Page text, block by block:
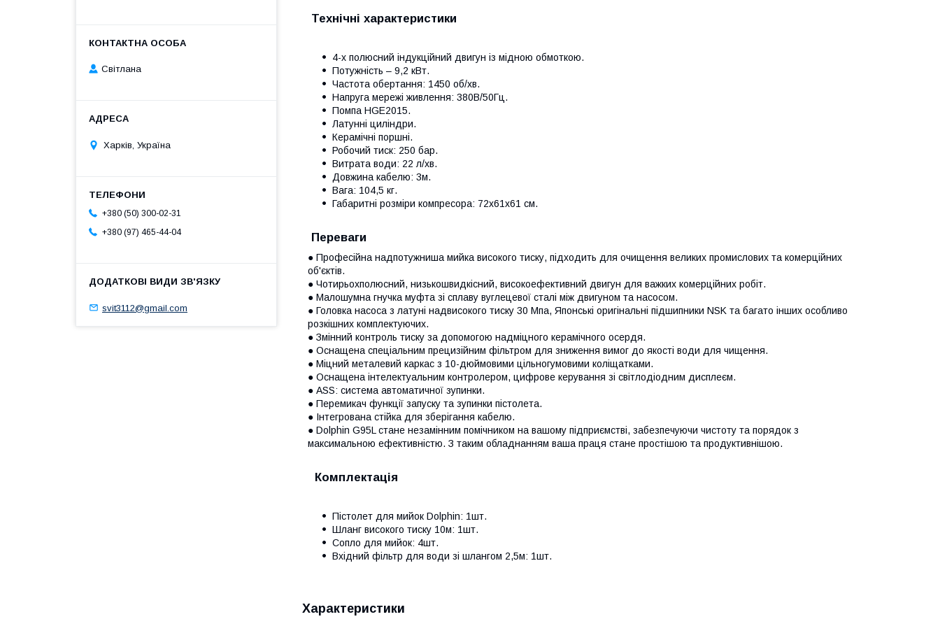
Технічні характеристики
4-х полюсний індукційний двигун із мідною обмоткою.
Потужність – 9,2 кВт.
Частота обертання: 1450 об/хв.
Напруга мережі живлення: 380В/50Гц.
Помпа HGE2015.
Латунні циліндри.
Керамічні поршні.
Робочий тиск: 250 бар.
Витрата води: 22 л/хв.
Довжина кабелю: 3м.
Вага: 104,5 кг.
Габаритні розміри компресора: 72х61х61 см.
Переваги
● Професійна надпотужниша мийка високого тиску, підходить для очищення великих промислових та комерційних
об'єктів.
● Чотирьохполюсний, низькошвидкісний, високоефективний двигун для важких комерційних робіт.
● Малошумна гнучка муфта зі сплаву вуглецевої сталі між двигуном та насосом.
● Головка насоса з латуні надвисокого тиску 30 Мпа, Японські оригінальні підшипники NSK та багато інших особливо
розкішних комплектуючих.
● Змінний контроль тиску за допомогою надміцного керамічного осердя.
● Оснащена спеціальним прецизійним фільтром для зниження вимог до якості води для чищення.
● Міцний металевий каркас з 10-дюймовими цільногумовими коліщатками.
● Оснащена інтелектуальним контролером, цифрове керування зі світлодіодним дисплеєм.
● ASS: система автоматичної зупинки.
● Перемикач функції запуску та зупинки пістолета.
● Інтегрована стійка для зберігання кабелю.
● Dolphin G95L стане незамінним помічником на вашому підприємстві, забезпечуючи чистоту та порядок з
максимальною ефективністю. З таким обладнанням ваша праця стане простішою та продуктивнішою.
Комплектація
Пістолет для мийок Dolphin: 1шт.
Шланг високого тиску 10м: 1шт.
Сопло для мийок: 4шт.
Вхідний фільтр для води зі шлангом 2,5м: 1шт.
Характеристики
Світлана
Харків, Україна
+380 (50) 300-02-31
+380 (97) 465-44-04
svit3112@gmail.com